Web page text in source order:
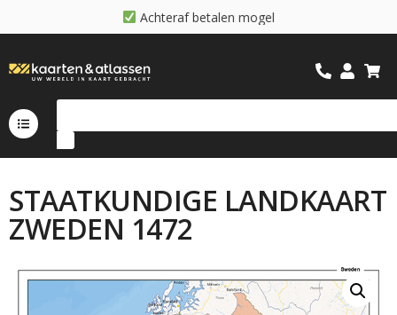
Achteraf betalen mogel
STAATKUNDIGE LANDKAART
ZWEDEN 1472